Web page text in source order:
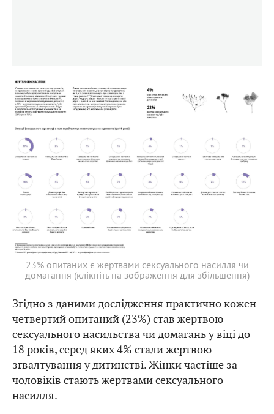
23% опитаних є жертвами сексуального насилля чи
домагання (клікніть на зображення для збільшення)
Згідно з даними дослідження практично кожен
четвертий опитаний (23%) став жертвою
сексуального насильства чи домагань у віці до
18 років, серед яких 4% стали жертвою
зґвалтування у дитинстві. Жінки частіше за
чоловіків стають жертвами сексуального
насилля.